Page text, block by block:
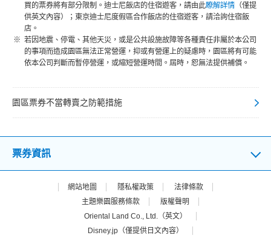
買的票券將有部分限制。迪士尼飯店的住宿遊客，請由此瞭解詳情 （僅提
供英文內容）；東京迪士尼度假區合作飯店的住宿遊客，請洽詢住宿飯
店。
若因地震、停電、其他天災，或是公共設施故障等各種責任非屬於本公司
的事項而造成園區無法正常營運，抑或有營運上的疑慮時，園區將有可能
依本公司判斷而暫停營運，或縮短營運時間。屆時，恕無法提供補償。
園區票券不當轉賣之防範措施
票券資訊
網站地圖 隱私權政策
法律條款
主題樂園服務條款
版權聲明
Oriental Land Co., Ltd.（英文）
Disney.jp（僅提供日文內容）